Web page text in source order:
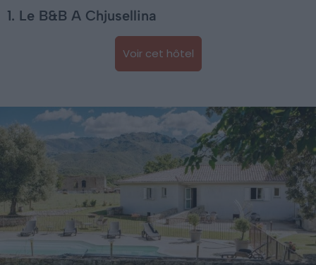
1. Le B&B A Chjusellina
Voir cet hôtel